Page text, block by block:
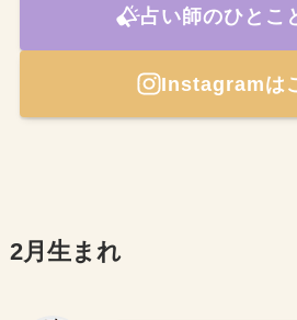
占い師のひとこ
Instagramは
2月生まれ